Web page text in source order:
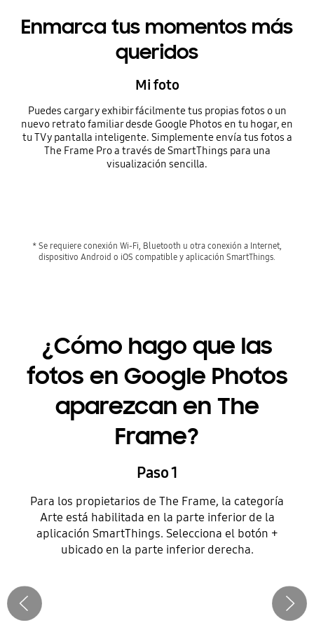
Enmarca tus momentos más
queridos
Mi foto
Puedes cargar y exhibir fácilmente tus propias fotos o un
nuevo retrato familiar desde Google Photos en tu hogar, en
tu TV y pantalla inteligente. Simplemente envía tus fotos a
The Frame Pro a través de SmartThings para una
visualización sencilla.
* Se requiere conexión Wi-Fi, Bluetooth u otra conexión a Internet,
dispositivo Android o iOS compatible y aplicación SmartThings.
¿Cómo hago que las
fotos en Google Photos
aparezcan en The
Frame?
Paso 1
Para los propietarios de The Frame, la categoría
Arte está habilitada en la parte inferior de la
aplicación SmartThings. Selecciona el botón +
ubicado en la parte inferior derecha.